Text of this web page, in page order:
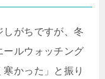
がちですが、冬
ールウォッチング
かった」と振り